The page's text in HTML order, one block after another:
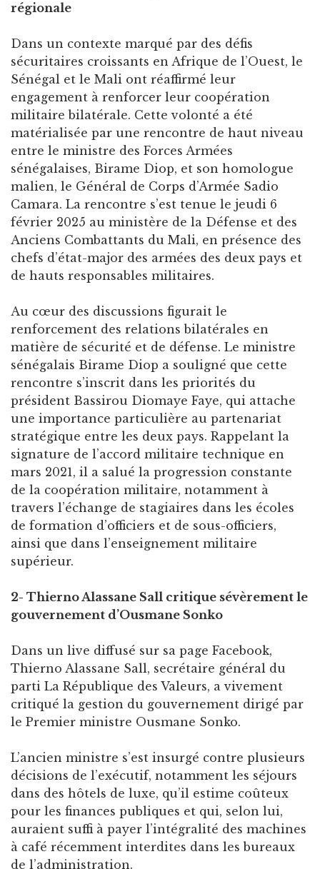
régionale
Dans un contexte marqué par des défis
sécuritaires croissants en Afrique de l’Ouest, le
Sénégal et le Mali ont réaffirmé leur
engagement à renforcer leur coopération
militaire bilatérale. Cette volonté a été
matérialisée par une rencontre de haut niveau
entre le ministre des Forces Armées
sénégalaises, Birame Diop, et son homologue
malien, le Général de Corps d’Armée Sadio
Camara. La rencontre s’est tenue le jeudi 6
février 2025 au ministère de la Défense et des
Anciens Combattants du Mali, en présence des
chefs d’état-major des armées des deux pays et
de hauts responsables militaires.
Au cœur des discussions figurait le
renforcement des relations bilatérales en
matière de sécurité et de défense. Le ministre
sénégalais Birame Diop a souligné que cette
rencontre s’inscrit dans les priorités du
président Bassirou Diomaye Faye, qui attache
une importance particulière au partenariat
stratégique entre les deux pays. Rappelant la
signature de l’accord militaire technique en
mars 2021, il a salué la progression constante
de la coopération militaire, notamment à
travers l’échange de stagiaires dans les écoles
de formation d’officiers et de sous-officiers,
ainsi que dans l’enseignement militaire
supérieur.
2- Thierno Alassane Sall critique sévèrement le
gouvernement d’Ousmane Sonko
Dans un live diffusé sur sa page Facebook,
Thierno Alassane Sall, secrétaire général du
parti La République des Valeurs, a vivement
critiqué la gestion du gouvernement dirigé par
le Premier ministre Ousmane Sonko.
L’ancien ministre s’est insurgé contre plusieurs
décisions de l’exécutif, notamment les séjours
dans des hôtels de luxe, qu’il estime coûteux
pour les finances publiques et qui, selon lui,
auraient suffi à payer l’intégralité des machines
à café récemment interdites dans les bureaux
de l’administration.